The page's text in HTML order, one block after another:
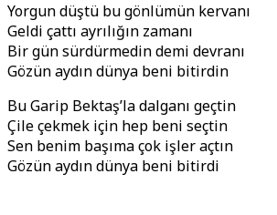
Yorgun düştü bu gönlümün kervanı
Geldi çattı ayrılığın zamanı
Bir gün sürdürmedin demi devranı
Gözün aydın dünya beni bitirdin
Bu Garip Bektaş’la dalganı geçtin
Çile çekmek için hep beni seçtin
Sen benim başıma çok işler açtın
Gözün aydın dünya beni bitirdi